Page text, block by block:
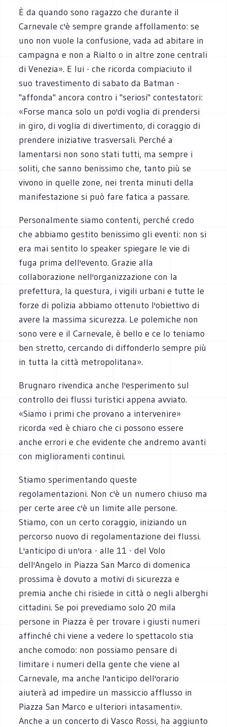
È da quando sono ragazzo che durante il
Carnevale c'è sempre grande affollamento: se
uno non vuole la confusione, vada ad abitare in
campagna e non a Rialto o in altre zone centrali
di Venezia». E lui - che ricorda compiaciuto il
suo travestimento di sabato da Batman -
"affonda" ancora contro i "seriosi" contestatori:
«Forse manca solo un po'di voglia di prendersi
in giro, di voglia di divertimento, di coraggio di
prendere iniziative trasversali. Perché a
lamentarsi non sono stati tutti, ma sempre i
soliti, che sanno benissimo che, tanto più se
vivono in quelle zone, nei trenta minuti della
manifestazione si può fare fatica a passare.
Personalmente siamo contenti, perché credo
che abbiamo gestito benissimo gli eventi: non si
era mai sentito lo speaker spiegare le vie di
fuga prima dell'evento. Grazie alla
collaborazione nell'organizzazione con la
prefettura, la questura, i vigili urbani e tutte le
forze di polizia abbiamo ottenuto l'obiettivo di
avere la massima sicurezza. Le polemiche non
sono vere e il Carnevale, è bello e ce lo teniamo
ben stretto, cercando di diffonderlo sempre più
in tutta la città metropolitana».
Brugnaro rivendica anche l'esperimento sul
controllo dei flussi turistici appena avviato.
«Siamo i primi che provano a intervenire»
ricorda «ed è chiaro che ci possono essere
anche errori e che evidente che andremo avanti
con miglioramenti continui.
Stiamo sperimentando queste
regolamentazioni. Non c'è un numero chiuso ma
per certe aree c'è un limite alle persone.
Stiamo, con un certo coraggio, iniziando un
percorso nuovo di regolamentazione dei flussi.
L'anticipo di un'ora - alle 11 - del Volo
dell'Angelo in Piazza San Marco di domenica
prossima è dovuto a motivi di sicurezza e
premia anche chi risiede in città o negli alberghi
cittadini. Se poi prevediamo solo 20 mila
persone in Piazza è per trovare i giusti numeri
affinché chi viene a vedere lo spettacolo stia
anche comodo: non possiamo pensare di
limitare i numeri della gente che viene al
Carnevale, ma anche l'anticipo dell'orario
aiuterà ad impedire un massiccio afflusso in
Piazza San Marco e ulteriori intasamenti».
Anche a un concerto di Vasco Rossi, ha aggiunto